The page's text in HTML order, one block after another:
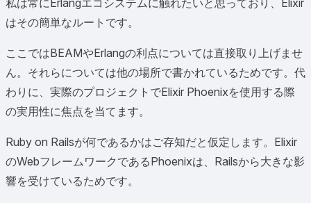
私は常にErlangエコシステムに触れたいと思っており、Elixir
はその簡単なルートです。
ここではBEAMやErlangの利点については直接取り上げませ
ん。それらについては他の場所で書かれているためです。代
わりに、実際のプロジェクトでElixir Phoenixを使用する際
の実用性に焦点を当てます。
Ruby on Railsが何であるかはご存知だと仮定します。Elixir
のWebフレームワークであるPhoenixは、Railsから大きな影
響を受けているためです。